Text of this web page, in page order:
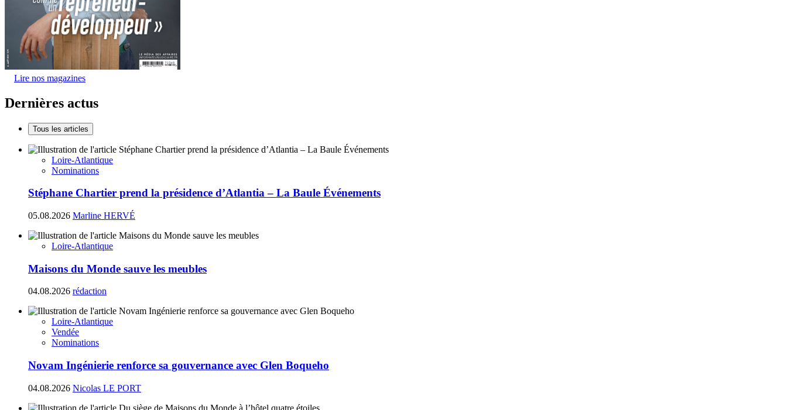
Lire nos magazines
Dernières actus
Tous les articles
Loire-Atlantique
Nominations
Stéphane Chartier prend la présidence d’Atlantia – La Baule Événements
05.08.2026 Marline HERVÉ
Loire-Atlantique
Maisons du Monde sauve les meubles
04.08.2026 rédaction
Loire-Atlantique
Vendée
Nominations
Novam Ingénierie renforce sa gouvernance avec Glen Boqueho
04.08.2026 Nicolas LE PORT